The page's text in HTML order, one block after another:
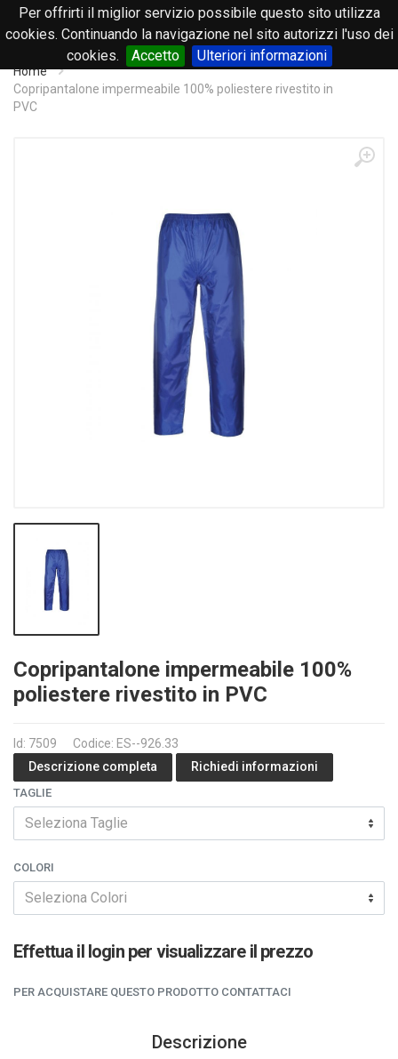
Per offrirti il miglior servizio possibile questo sito utilizza
cookies. Continuando la navigazione nel sito autorizzi l'uso dei
cookies.
Accetto Ulteriori informazioni
0
Home
Copripantalone impermeabile 100% poliestere rivestito in
PVC
Copripantalone impermeabile 100%
poliestere rivestito in PVC
Id: 7509
Codice: ES--926.33
Descrizione completa
Richiedi informazioni
TAGLIE
Seleziona Taglie
COLORI
Seleziona Colori
Effettua il login per visualizzare il prezzo
PER ACQUISTARE QUESTO PRODOTTO CONTATTACI
Descrizione